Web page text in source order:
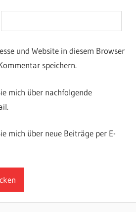
und Website in diesem Browser
speichern.
mich über nachfolgende
mich über neue Beiträge per E-